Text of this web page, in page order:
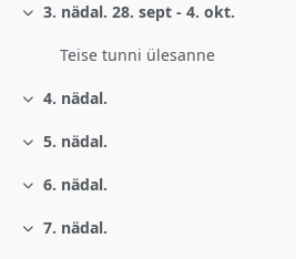
Ahenda
3. nädal. 28. sept - 4. okt.
Teise tunni ülesanne
Ahenda
4. nädal.
Ahenda
5. nädal.
Ahenda
6. nädal.
Ahenda
7. nädal.